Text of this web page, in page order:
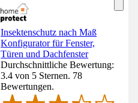
Insektenschutz nach Maß
Konfigurator für Fenster,
Türen und Dachfenster
Durchschnittliche Bewertung:
3.4 von 5 Sternen. 78
Bewertungen.